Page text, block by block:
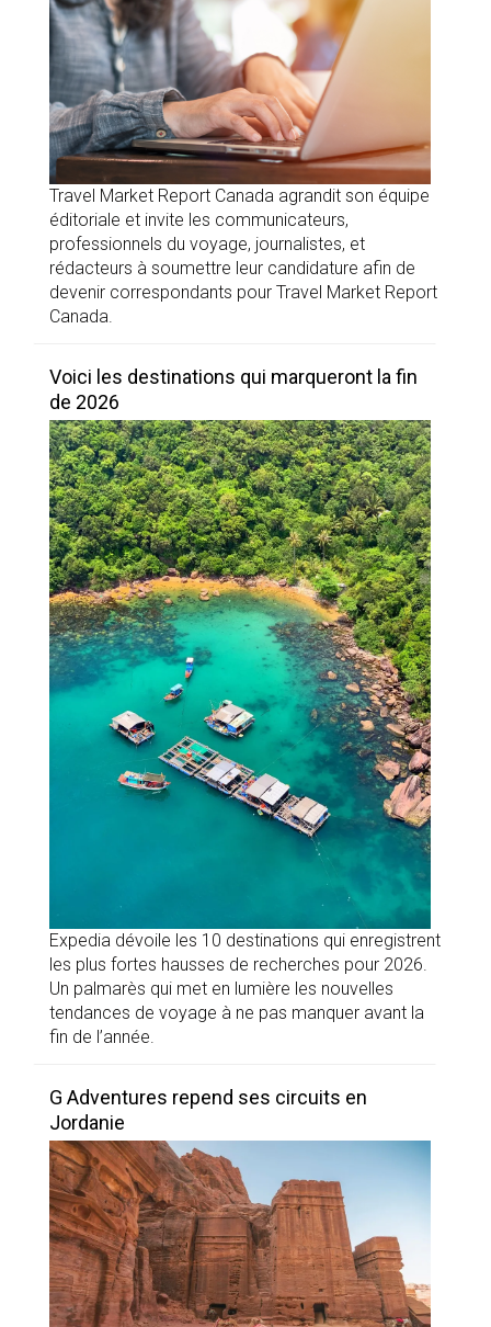
Travel Market Report Canada agrandit son équipe
éditoriale et invite les communicateurs,
professionnels du voyage, journalistes, et
rédacteurs à soumettre leur candidature afin de
devenir correspondants pour Travel Market Report
Canada.
Voici les destinations qui marqueront la fin
de 2026
Expedia dévoile les 10 destinations qui enregistrent
les plus fortes hausses de recherches pour 2026.
Un palmarès qui met en lumière les nouvelles
tendances de voyage à ne pas manquer avant la
fin de l’année.
G Adventures repend ses circuits en
Jordanie